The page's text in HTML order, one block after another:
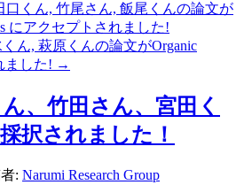
口くん, 竹尾さん, 飯尾くんの論文が
にアクセプトされました!
ん, 萩原くんの論文がOrganic
ました! →
ん、竹田さん、宮田く
択されました！
: Narumi Research Group